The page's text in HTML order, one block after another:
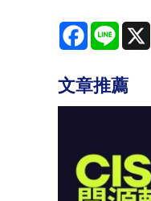
Facebook
Line
文章推薦